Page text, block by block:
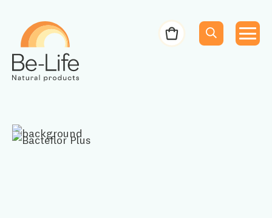
Menu
Menu
Zoekopdracht
Bestelbon